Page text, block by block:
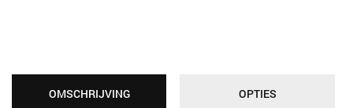
OMSCHRIJVING OPTIES